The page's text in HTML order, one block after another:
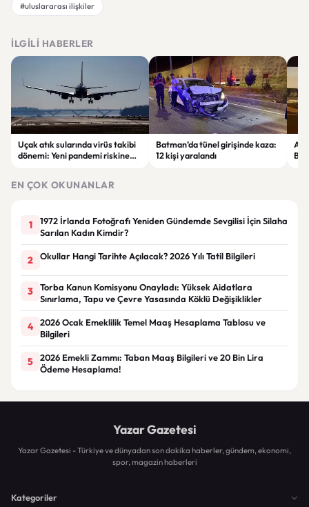
#uluslararası ilişkiler
İLGILI HABERLER
Uçak atık sularında virüs takibi
dönemi: Yeni pandemi riskine
Batman’da tünel girişinde kaza:
12 kişi yaralandı
EN ÇOK OKUNANLAR
1
1972 İrlanda Fotoğrafı Yeniden Gündemde Sevgilisi İçin Silaha
Sarılan Kadın Kimdir?
2 Okullar Hangi Tarihte Açılacak? 2026 Yılı Tatil Bilgileri
3
Torba Kanun Komisyonu Onayladı: Yüksek Aidatlara
Sınırlama, Tapu ve Çevre Yasasında Köklü Değişiklikler
4
2026 Ocak Emeklilik Temel Maaş Hesaplama Tablosu ve
Bilgileri
5
2026 Emekli Zammı: Taban Maaş Bilgileri ve 20 Bin Lira
Ödeme Hesaplama!
Yazar Gazetesi
Yazar Gazetesi - Türkiye ve dünyadan son dakika haberler, gündem, ekonomi,
spor, magazin haberleri
Kategoriler